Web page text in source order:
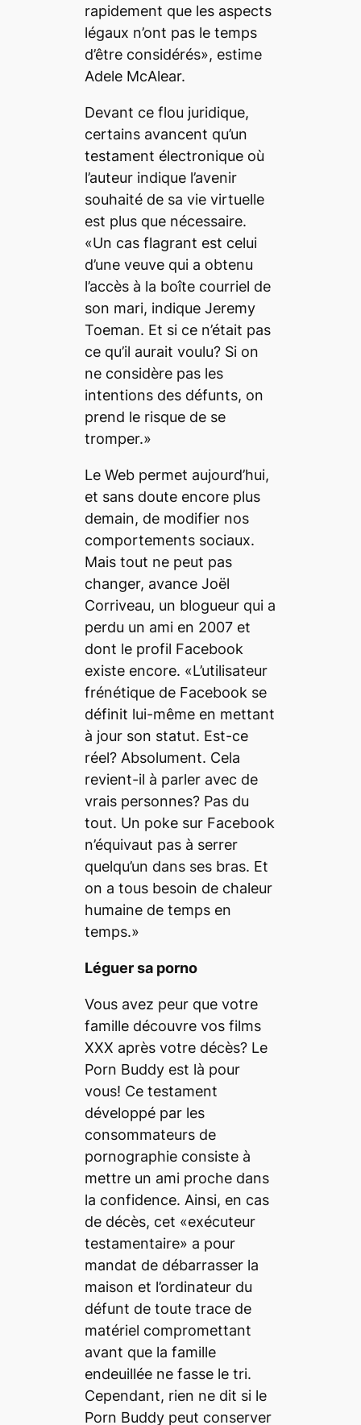
rapidement que les aspects
légaux n’ont pas le temps
d’être considérés», estime
Adele McAlear.
Devant ce flou juridique,
certains avancent qu’un
testament électronique où
l’auteur indique l’avenir
souhaité de sa vie virtuelle
est plus que nécessaire.
«Un cas flagrant est celui
d’une veuve qui a obtenu
l’accès à la boîte courriel de
son mari, indique Jeremy
Toeman. Et si ce n’était pas
ce qu’il aurait voulu? Si on
ne considère pas les
intentions des défunts, on
prend le risque de se
tromper.»
Le Web permet aujourd’hui,
et sans doute encore plus
demain, de modifier nos
comportements sociaux.
Mais tout ne peut pas
changer, avance Joël
Corriveau, un blogueur qui a
perdu un ami en 2007 et
dont le profil Facebook
existe encore. «L’utilisateur
frénétique de Facebook se
définit lui-même en mettant
à jour son statut. Est-ce
réel? Absolument. Cela
revient-il à parler avec de
vrais personnes? Pas du
tout. Un poke sur Facebook
n’équivaut pas à serrer
quelqu’un dans ses bras. Et
on a tous besoin de chaleur
humaine de temps en
temps.»
Léguer sa porno
Vous avez peur que votre
famille découvre vos films
XXX après votre décès? Le
Porn Buddy est là pour
vous! Ce testament
développé par les
consommateurs de
pornographie consiste à
mettre un ami proche dans
la confidence. Ainsi, en cas
de décès, cet «exécuteur
testamentaire» a pour
mandat de débarrasser la
maison et l’ordinateur du
défunt de toute trace de
matériel compromettant
avant que la famille
endeuillée ne fasse le tri.
Cependant, rien ne dit si le
Porn Buddy peut conserver